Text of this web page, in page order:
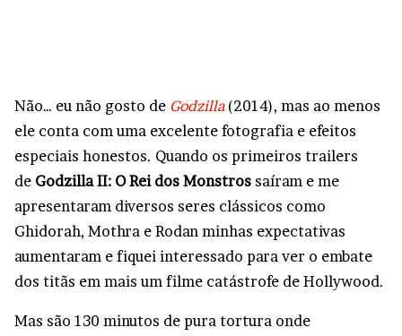
Não… eu não gosto de Godzilla(2014), mas ao menos
ele conta com uma excelente fotografia e efeitos
especiais honestos. Quando os primeiros trailers
de Godzilla II: O Rei dos Monstros saíram e me
apresentaram diversos seres clássicos como
Ghidorah, Mothra e Rodan minhas expectativas
aumentaram e fiquei interessado para ver o embate
dos titãs em mais um filme catástrofe de Hollywood.
Mas são 130 minutos de pura tortura onde